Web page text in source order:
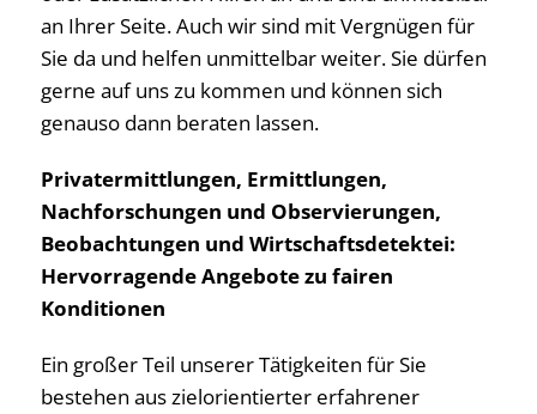
an Ihrer Seite. Auch wir sind mit Vergnügen für
Sie da und helfen unmittelbar weiter. Sie dürfen
gerne auf uns zu kommen und können sich
genauso dann beraten lassen.
Privatermittlungen, Ermittlungen,
Nachforschungen und Observierungen,
Beobachtungen und Wirtschaftsdetektei:
Hervorragende Angebote zu fairen
Konditionen
Ein großer Teil unserer Tätigkeiten für Sie
bestehen aus zielorientierter erfahrener